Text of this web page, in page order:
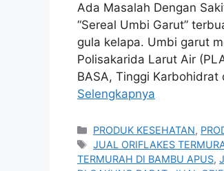
Ada Masalah Dengan
“Sereal Umbi Garut”
gula kelapa. Umbi garut
Polisakarida Larut Air
BASA, Tinggi
Selengkapnya
Kategori
PRODUK KESEHATAN,
Tag
JUAL ORIFLAKES
TERMURAH DI BAMBU APUS,